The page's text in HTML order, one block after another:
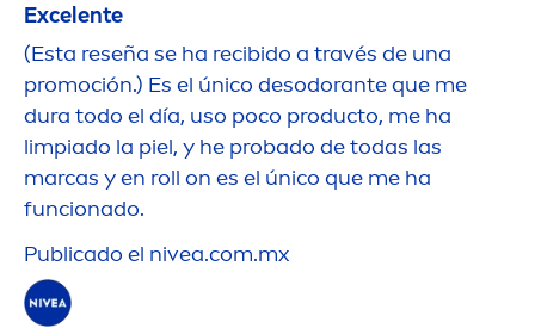
Excelente
(Esta reseña se ha recibido a través de una
promoción.) Es el único desodorante que me
dura todo el día, uso poco producto, me ha
limpiado la piel, y he probado de todas las
marcas y en roll on es el único que me ha
funcionado.
Publicado el nivea.com.mx